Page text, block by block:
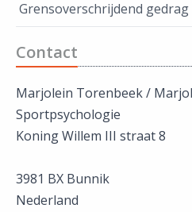
Grensoverschrijdend gedrag
Contact
Marjolein Torenbeek /
Sportpsychologie
Koning Willem III straat 8
3981 BX Bunnik
Nederland